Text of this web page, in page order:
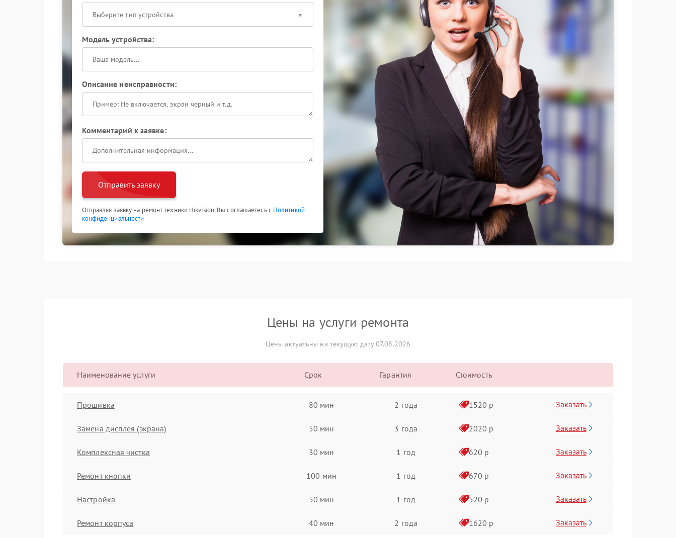
Выберите тип устройства
Модель устройства:
Описание неисправности:
Комментарий к заявке:
Отправить заявку
Отправляя заявку на ремонт техники Hikvision, Вы соглашаетесь с Политикой
конфиденциальности
Цены на услуги ремонта
Цены актуальны на текущую дату 07.08.2026
Наименование услуги Срок Гарантия Стоимость
Прошивка 80 мин 2 года 1520 р Заказать
Замена дисплея (экрана) 50 мин 3 года 2020 р Заказать
Комплексная чистка 30 мин 1 год 620 р Заказать
Ремонт кнопки 100 мин 1 год 670 р Заказать
Настройка 50 мин 1 год 520 р Заказать
Ремонт корпуса 40 мин 2 года 1620 р Заказать